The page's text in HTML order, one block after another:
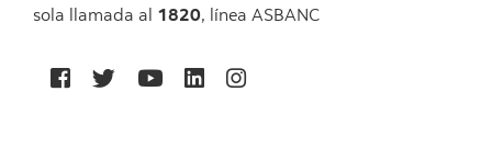
sola llamada al 1820, línea ASBANC